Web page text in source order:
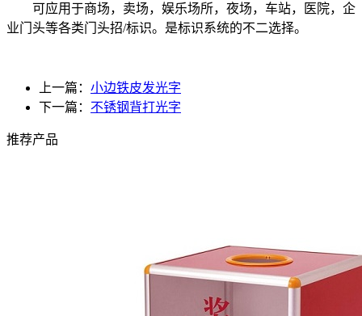
可应用于商场，卖场，娱乐场所，夜场，车站，医院，企
业门头等各类门头招/标识。是标识系统的不二选择。
上一篇： 小边铁皮发光字
下一篇： 不锈钢背打光字
推荐产品